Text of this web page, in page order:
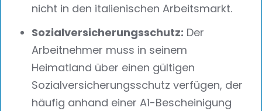
nicht in den italienischen Arbeitsmarkt.
Sozialversicherungsschutz: Der
Arbeitnehmer muss in seinem
Heimatland über einen gültigen
Sozialversicherungsschutz verfügen, der
häufig anhand einer A1-Bescheinigung